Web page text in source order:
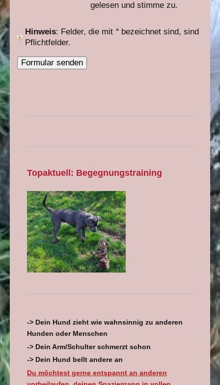
gelesen und stimme zu.
Hinweis : Felder, die mit * bezeichnet sind, sind
Pflichtfelder.
Topaktuell: Begegnungstraining
-> Dein Hund zieht wie wahnsinnig zu anderen
Hunden oder Menschen
-> Dein Arm/Schulter schmerzt schon
-> Dein Hund bellt andere an
Du möchtest gerne entspannt an anderen